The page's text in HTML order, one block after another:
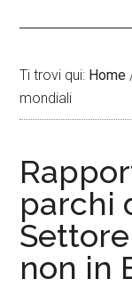
Ti trovi qui: Home
mondiali
parchi
non in